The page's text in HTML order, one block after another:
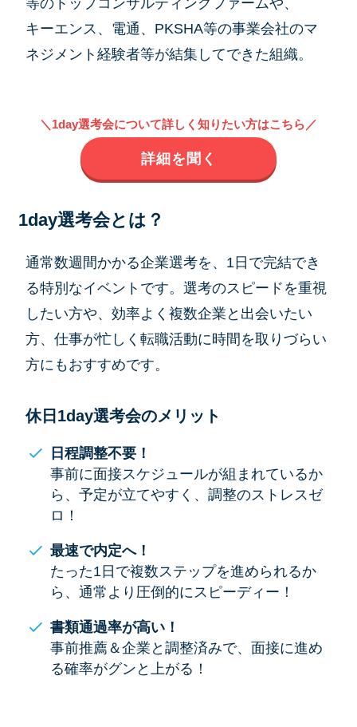
キーエンス、電通、PKSHA等の事業会社のマ
ネジメント経験者等が結集してできた組織。
＼1day選考会について詳しく知りたい方はこちら／
詳細を聞く
1day選考会とは？
通常数週間かかる企業選考を、1日で完結でき
る特別なイベントです。選考のスピードを重視
したい方や、効率よく複数企業と出会いたい
方、仕事が忙しく転職活動に時間を取りづらい
方にもおすすめです。
休日1day選考会のメリット
日程調整不要！
事前に面接スケジュールが組まれているか
ら、予定が立てやすく、調整のストレスゼ
ロ！
最速で内定へ！
たった1日で複数ステップを進められるか
ら、通常より圧倒的にスピーディー！
書類通過率が高い！
事前推薦＆企業と調整済みで、面接に進め
る確率がグンと上がる！